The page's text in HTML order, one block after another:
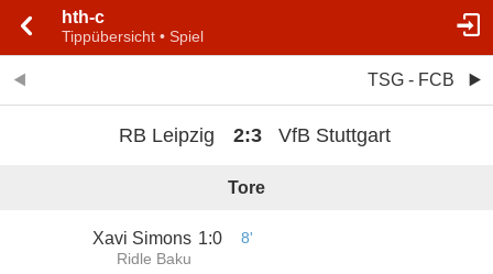
hth-c
Tippübersicht • Spiel
TSG - FCB
RB Leipzig 2:3 VfB Stuttgart
Tore
Xavi Simons
Ridle Baku
1:0 8'